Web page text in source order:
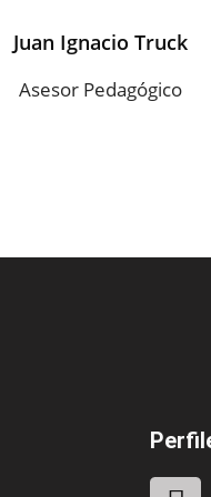
Juan Ignacio Truck
Asesor Pedagógico